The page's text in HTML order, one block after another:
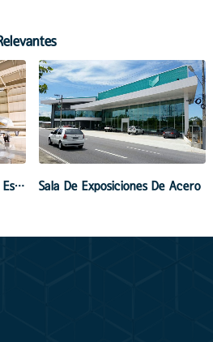
Hangar De Aeronaves Con Estructura De Acero Sala De Exposiciones De Acero